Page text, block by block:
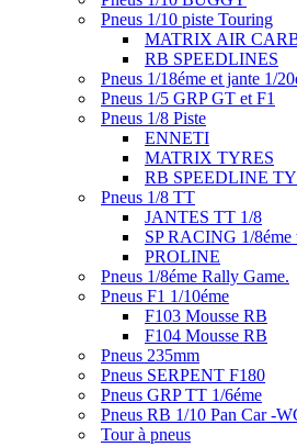
Pneus 1/10 piste Touring
MATRIX AIR
RB SPEEDLINES
Pneus 1/18éme et jante 1/
Pneus 1/5 GRP GT et F1
Pneus 1/8 Piste
ENNETI
MATRIX TYRES
RB SPEEDLINE
Pneus 1/8 TT
JANTES TT 1/8
SP RACING 1/8éme
PROLINE
Pneus 1/8éme Rally Game.
Pneus F1 1/10éme
F103 Mousse RB
F104 Mousse RB
Pneus 235mm
Pneus SERPENT F180
Pneus GRP TT 1/6éme
Pneus RB 1/10 Pan Car -
Tour à pneus